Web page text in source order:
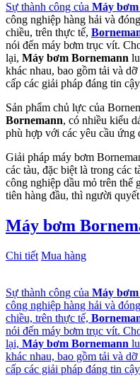
Sự thành công của Máy
công nghiệp hàng hải và
chiều, trên thực tế,
nói đến máy bơm trục vít.
lại, Máy bơm Bornemann
khác nhau, bao gồm tải và
cấp các giải pháp đáng tin
Sản phẩm chủ lực của
Bornemann, có nhiều kiểu
phù hợp với các yêu cầu ứng
Giải pháp máy bơm
các tàu, đặc biệt là trong các
công nghiệp dầu mỏ trên thế
tiên hàng đầu, thì người
Máy bơm
Chi tiết Mua hàng
Sự thành công của Máy
công nghiệp hàng hải và
chiều, trên thực tế,
nói đến máy bơm trục vít.
lại, Máy bơm Bornemann
khác nhau, bao gồm tải và
cấp các giải pháp đáng tin